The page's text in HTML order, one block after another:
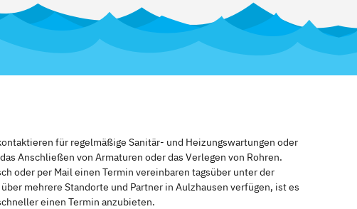
für regelmäßige Sanitär- und Heizungswartungen oder
Anschließen von Armaturen oder das Verlegen von Rohren.
oder per Mail einen Termin vereinbaren tagsüber unter der
mehrere Standorte und Partner in Aulzhausen verfügen, ist es
einen Termin anzubieten.